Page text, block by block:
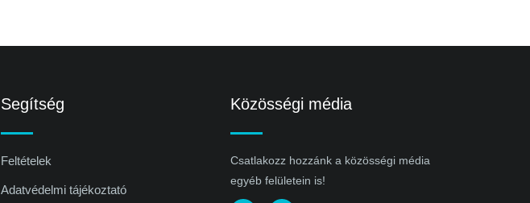
Segítség
Feltételek
Adatvédelmi tájékoztató
Közösségi média
Csatlakozz hozzánk a közösségi média
egyéb felületein is!